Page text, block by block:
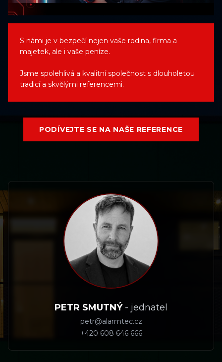
S námi je v bezpečí nejen vaše rodina, firma a
majetek, ale i vaše peníze.
Jsme spolehlivá a kvalitní společnost s dlouholetou
tradicí a skvělými referencemi.
PODÍVEJTE SE NA NAŠE REFERENCE
PETR SMUTNÝ - jednatel
petr@alarmtec.cz
+420 608 646 666